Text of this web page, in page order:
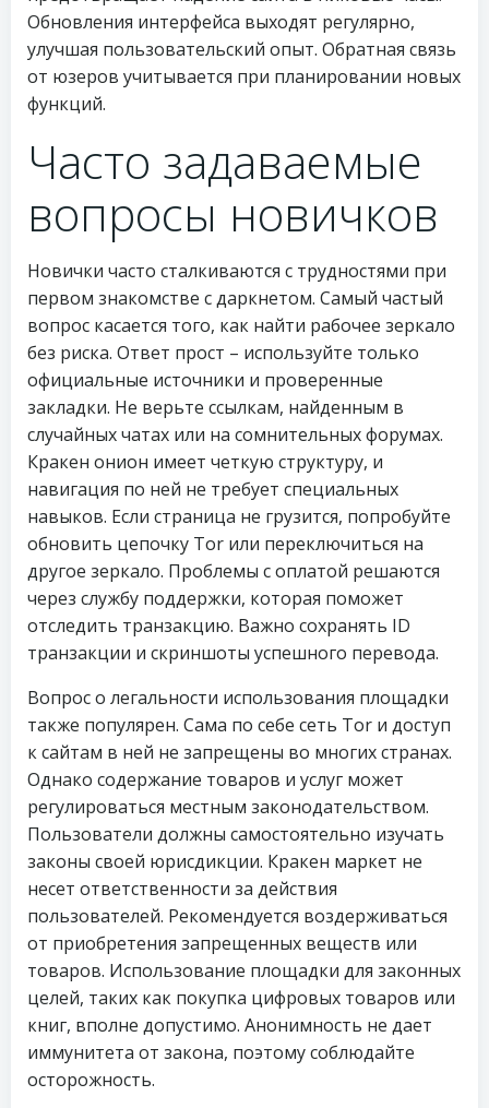
Обновления интерфейса выходят регулярно,
улучшая пользовательский опыт. Обратная связь
от юзеров учитывается при планировании новых
функций.
Часто задаваемые
вопросы новичков
Новички часто сталкиваются с трудностями при
первом знакомстве с даркнетом. Самый частый
вопрос касается того, как найти рабочее зеркало
без риска. Ответ прост – используйте только
официальные источники и проверенные
закладки. Не верьте ссылкам, найденным в
случайных чатах или на сомнительных форумах.
Кракен онион имеет четкую структуру, и
навигация по ней не требует специальных
навыков. Если страница не грузится, попробуйте
обновить цепочку Tor или переключиться на
другое зеркало. Проблемы с оплатой решаются
через службу поддержки, которая поможет
отследить транзакцию. Важно сохранять ID
транзакции и скриншоты успешного перевода.
Вопрос о легальности использования площадки
также популярен. Сама по себе сеть Tor и доступ
к сайтам в ней не запрещены во многих странах.
Однако содержание товаров и услуг может
регулироваться местным законодательством.
Пользователи должны самостоятельно изучать
законы своей юрисдикции. Кракен маркет не
несет ответственности за действия
пользователей. Рекомендуется воздерживаться
от приобретения запрещенных веществ или
товаров. Использование площадки для законных
целей, таких как покупка цифровых товаров или
книг, вполне допустимо. Анонимность не дает
иммунитета от закона, поэтому соблюдайте
осторожность.